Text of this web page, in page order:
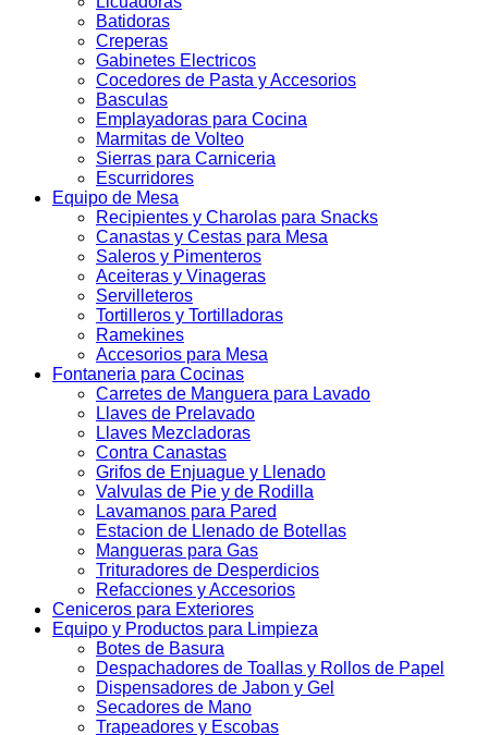
Batidoras
Creperas
Gabinetes Electricos
Cocedores de Pasta y Accesorios
Basculas
Emplayadoras para Cocina
Marmitas de Volteo
Sierras para Carniceria
Escurridores
Equipo de Mesa
Recipientes y Charolas para Snacks
Canastas y Cestas para Mesa
Saleros y Pimenteros
Aceiteras y Vinageras
Servilleteros
Tortilleros y Tortilladoras
Ramekines
Accesorios para Mesa
Fontaneria para Cocinas
Carretes de Manguera para Lavado
Llaves de Prelavado
Llaves Mezcladoras
Contra Canastas
Grifos de Enjuague y Llenado
Valvulas de Pie y de Rodilla
Lavamanos para Pared
Estacion de Llenado de Botellas
Mangueras para Gas
Trituradores de Desperdicios
Refacciones y Accesorios
Ceniceros para Exteriores
Equipo y Productos para Limpieza
Botes de Basura
Despachadores de Toallas y Rollos de Papel
Dispensadores de Jabon y Gel
Secadores de Mano
Trapeadores y Escobas